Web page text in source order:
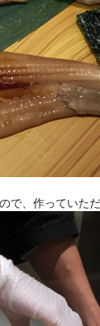
、作っていた